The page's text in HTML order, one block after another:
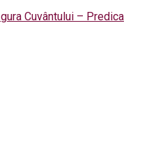
Cuvântului – Predica